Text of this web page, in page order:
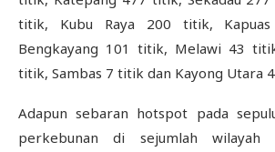
titik, Kubu Raya 200 titik,
Bengkayang 101 titik, Melawi 43
titik, Sambas 7 titik dan Kayong Utara
Adapun sebaran hotspot pada
perkebunan di sejumlah wilayah